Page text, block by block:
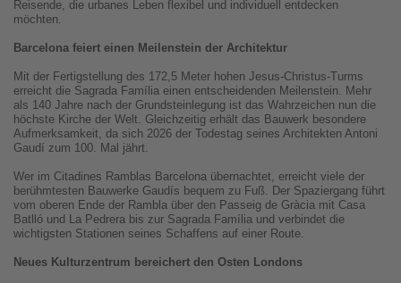
Reisende, die urbanes Leben flexibel und individuell entdecken
möchten.
Barcelona feiert einen Meilenstein der Architektur
Mit der Fertigstellung des 172,5 Meter hohen Jesus-Christus-Turms
erreicht die Sagrada Família einen entscheidenden Meilenstein. Mehr
als 140 Jahre nach der Grundsteinlegung ist das Wahrzeichen nun die
höchste Kirche der Welt. Gleichzeitig erhält das Bauwerk besondere
Aufmerksamkeit, da sich 2026 der Todestag seines Architekten Antoni
Gaudí zum 100. Mal jährt.
Wer im Citadines Ramblas Barcelona übernachtet, erreicht viele der
berühmtesten Bauwerke Gaudís bequem zu Fuß. Der Spaziergang führt
vom oberen Ende der Rambla über den Passeig de Gràcia mit Casa
Batlló und La Pedrera bis zur Sagrada Família und verbindet die
wichtigsten Stationen seines Schaffens auf einer Route.
Neues Kulturzentrum bereichert den Osten Londons